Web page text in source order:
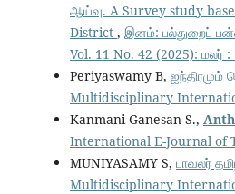
ஆய்வு. A Survey study
District , இனம்: பல்துறைப்
Vol. 11 No. 42 (2025): மலர்
Periyaswamy B, ஐந்திரமும்
Multidisciplinary
Kanmani Ganesan S.,
International E-Journal of
MUNIYASAMY S, பாவலர்
Multidisciplinary